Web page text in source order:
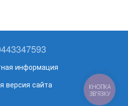
информация
версия сайта
КНОПКА
ЗВ'ЯЗКУ